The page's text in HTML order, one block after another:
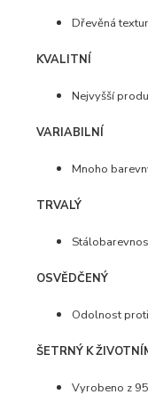
Dřevěná
KVALITNÍ
Nejvyšší
VARIABILNÍ
Mnoho
TRVALÝ
OSVĚDČENÝ
Odolnost
ŠETRNÝ K
Vyrobeno z